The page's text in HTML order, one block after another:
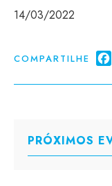
14/03/2022
COMPARTILHE
PRÓXIMOS